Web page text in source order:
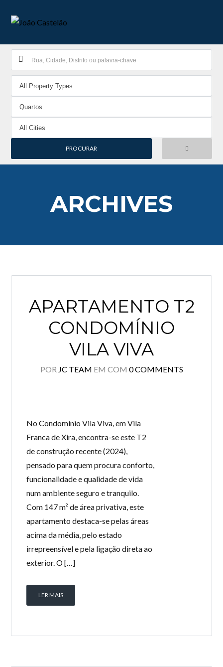
Don't have an account?Create your
account, it takes less than a minute.
Username
Password
Lost your password?
ARCHIVES
APARTAMENTO T2
CONDOMÍNIO
VILA VIVA
POR JC TEAM EM COM 0 COMMENTS
No Condomínio Vila Viva, em Vila
Franca de Xira, encontra-se este T2
de construção recente (2024),
pensado para quem procura conforto,
funcionalidade e qualidade de vida
num ambiente seguro e tranquilo.
Com 147 m² de área privativa, este
apartamento destaca-se pelas áreas
acima da média, pelo estado
irrepreensível e pela ligação direta ao
exterior. O […]
LER MAIS